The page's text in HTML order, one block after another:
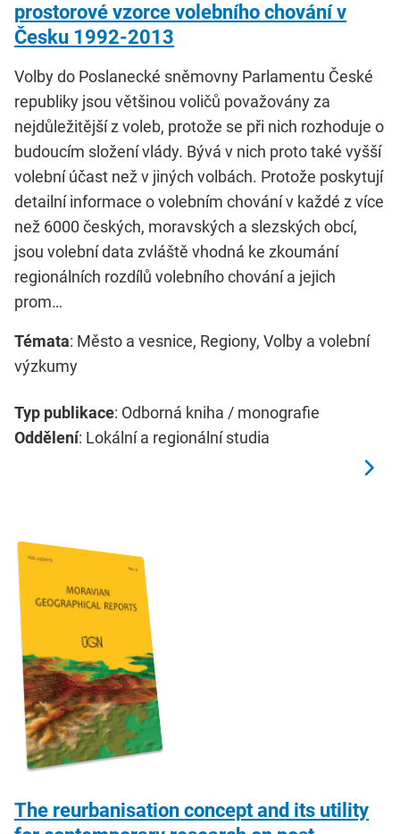
prostorové vzorce volebního chování v
Česku 1992-2013
Volby do Poslanecké sněmovny Parlamentu České
republiky jsou většinou voličů považovány za
nejdůležitější z voleb, protože se při nich rozhoduje o
budoucím složení vlády. Bývá v nich proto také vyšší
volební účast než v jiných volbách. Protože poskytují
detailní informace o volebním chování v každé z více
než 6000 českých, moravských a slezských obcí,
jsou volební data zvláště vhodná ke zkoumání
regionálních rozdílů volebního chování a jejich
prom…
Témata: Město a vesnice, Regiony, Volby a volební
výzkumy
Typ publikace: Odborná kniha / monografie
Oddělení: Lokální a regionální studia
The reurbanisation concept and its utility